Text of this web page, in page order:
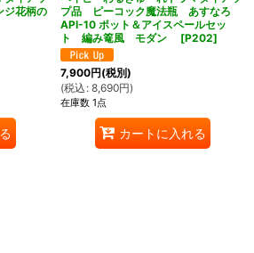
花柄の
プ品 ピーコック魔法瓶 あすなろ
API-10 ポット＆アイスペールセッ
ト 編み篭風 モダン
[P202]
7,900円(税別)
(税込 : 8,690円)
在庫数 1点
カートに入れる